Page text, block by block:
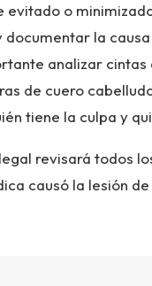
evitado o
la
analizar
de cuero
tiene la culpa y
revisará todos
causó la lesión